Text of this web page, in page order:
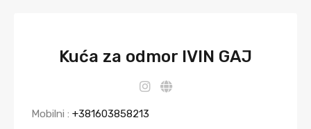
Kuća za odmor IVIN GAJ
Mobilni : +381603858213